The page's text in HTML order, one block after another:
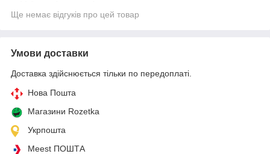
Ще немає відгуків про цей товар
Умови доставки
Доставка здійснюється тільки по передоплаті.
Нова Пошта
Магазини Rozetka
Укрпошта
Meest ПОШТА